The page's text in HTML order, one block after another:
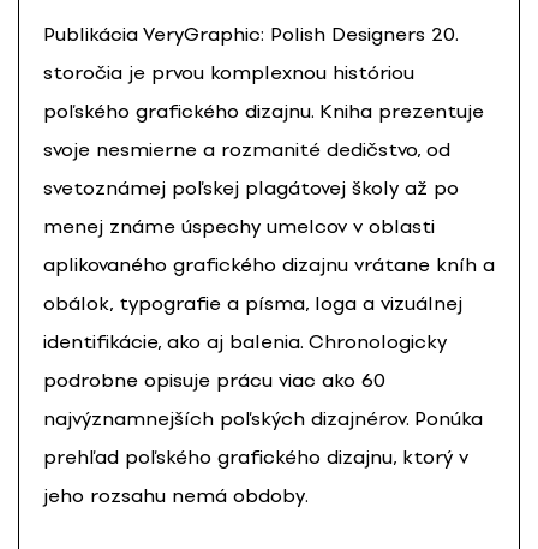
Publikácia VeryGraphic: Polish Designers 20.
storočia je prvou komplexnou históriou
poľského grafického dizajnu. Kniha prezentuje
svoje nesmierne a rozmanité dedičstvo, od
svetoznámej poľskej plagátovej školy až po
menej známe úspechy umelcov v oblasti
aplikovaného grafického dizajnu vrátane kníh a
obálok, typografie a písma, loga a vizuálnej
identifikácie, ako aj balenia. Chronologicky
podrobne opisuje prácu viac ako 60
najvýznamnejších poľských dizajnérov. Ponúka
prehľad poľského grafického dizajnu, ktorý v
jeho rozsahu nemá obdoby.